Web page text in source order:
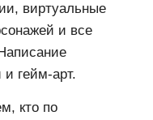
виртуальные
и все
гейм-арт.
кто по